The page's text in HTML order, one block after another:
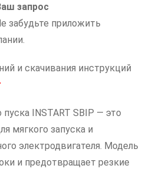
запрос
забудьте приложить
и скачивания инструкций
INSTART SBIP — это
мягкого запуска и
электродвигателя. Модель
и предотвращает резкие